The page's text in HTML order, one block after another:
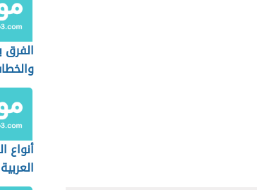
الفرق
أنواع
العربية